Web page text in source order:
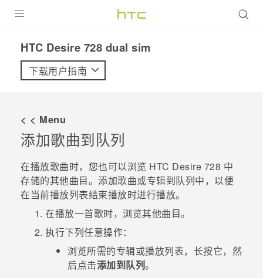
VIVE
支持帮助
在线客服
HTC Desire 728 dual sim‎
下载用户指南
< < Menu
添加歌曲到队列
在播放歌曲时，您也可以浏览 HTC Desire 728 中
存储的其他曲目。添加歌曲或专辑到队列中，以便
在当前播放列表结束播放时进行播放。
在播放一首歌时，浏览其他曲目。
执行下列任意操作：
浏览所需的专辑或播放列表，长按它，然
后点击添加到队列。